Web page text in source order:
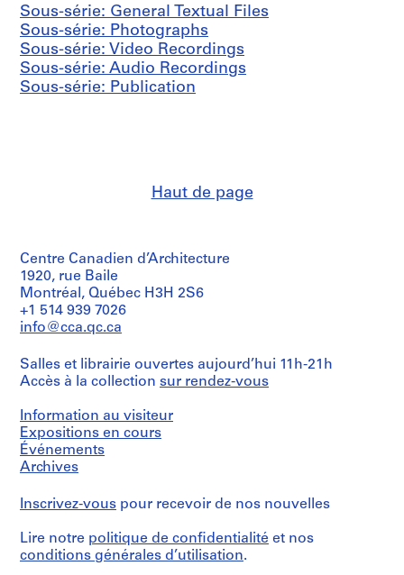
F
i
n
a
n
2
0
0
1
S
u
s
-
s
r
e
:
S
u
s
-
s
r
e
:
S
u
s
-
s
r
e
:
S
u
s
-
s
r
e
:
S
r
i
e
(
)
A
n
Sous-série: General Textual Files
Sous-série: Photographs
Sous-série: Video Recordings
Sous-série: Audio Recordings
Sous-série: Publication
Haut de page
Centre Canadien d’Architecture
1920, rue Baile
Montréal, Québec H3H 2S6
+1 514 939 7026
info@cca.qc.ca
Salles et librairie ouvertes aujourd’hui 11h-21h
Accès à la collection sur rendez-vous
Information au visiteur
Expositions en cours
Événements
Archives
Inscrivez-vous pour recevoir de nos nouvelles
Lire notre politique de confidentialité et nos
conditions générales d’utilisation.